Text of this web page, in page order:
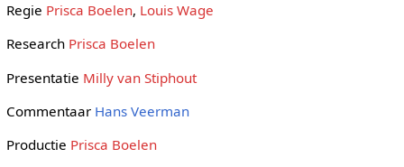
Regie Prisca Boelen, Louis Wage
Research Prisca Boelen
Presentatie Milly van Stiphout
Commentaar Hans Veerman
Productie Prisca Boelen